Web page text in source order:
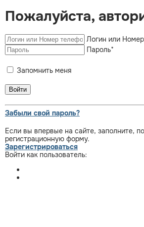
Пожалуйста,
Логин или
Пароль*
Запомнить меня
Забыли свой пароль?
Если вы впервые на сайте, заполните,
регистрационную форму.
Зарегистрироваться
Войти как пользователь: